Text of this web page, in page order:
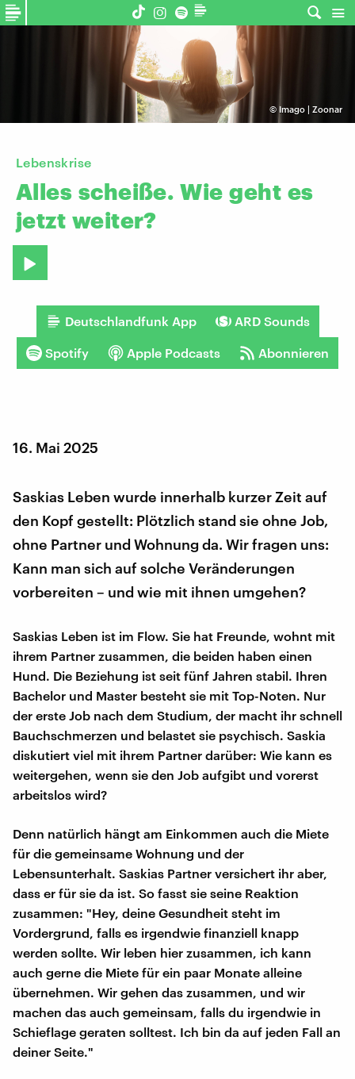
© Imago | Zoonar
Lebenskrise
Alles scheiße. Wie geht es
jetzt weiter?
Deutschlandfunk App ARD Sounds
Spotify Apple Podcasts Abonnieren
16. Mai 2025
Saskias Leben wurde innerhalb kurzer Zeit auf
den Kopf gestellt: Plötzlich stand sie ohne Job,
ohne Partner und Wohnung da. Wir fragen uns:
Kann man sich auf solche Veränderungen
vorbereiten – und wie mit ihnen umgehen?
Saskias Leben ist im Flow. Sie hat Freunde, wohnt mit
ihrem Partner zusammen, die beiden haben einen
Hund. Die Beziehung ist seit fünf Jahren stabil. Ihren
Bachelor und Master besteht sie mit Top-Noten. Nur
der erste Job nach dem Studium, der macht ihr schnell
Bauchschmerzen und belastet sie psychisch. Saskia
diskutiert viel mit ihrem Partner darüber: Wie kann es
weitergehen, wenn sie den Job aufgibt und vorerst
arbeitslos wird?
Denn natürlich hängt am Einkommen auch die Miete
für die gemeinsame Wohnung und der
Lebensunterhalt. Saskias Partner versichert ihr aber,
dass er für sie da ist. So fasst sie seine Reaktion
zusammen: "Hey, deine Gesundheit steht im
Vordergrund, falls es irgendwie finanziell knapp
werden sollte. Wir leben hier zusammen, ich kann
auch gerne die Miete für ein paar Monate alleine
übernehmen. Wir gehen das zusammen, und wir
machen das auch gemeinsam, falls du irgendwie in
Schieflage geraten solltest. Ich bin da auf jeden Fall an
deiner Seite."